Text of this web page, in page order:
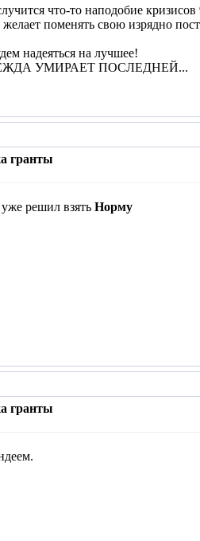
что-то наподобие кризисов
поменять свою изрядно
надеяться на лучшее!
УМИРАЕТ ПОСЛЕДНЕЙ...
гранты
решил взять Норму
гранты